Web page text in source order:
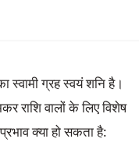
स्वामी ग्रह स्वयं शनि है।
राशि वालों के लिए विशेष
क्या हो सकता है: